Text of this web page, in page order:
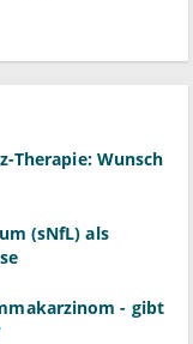
Therapie: Wunsch
(sNfL) als
- gibt